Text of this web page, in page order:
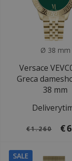
Ø 38 mm
Versace
Greca
38 mm
€1.260
SALE